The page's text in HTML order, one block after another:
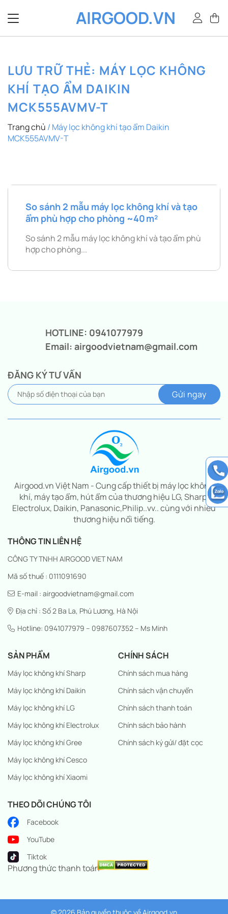
qua
dung
AIRGOOD.VN
LƯU TRỮ THẺ: MÁY LỌC KHÔNG
KHÍ TẠO ẨM DAIKIN
MCK555AVMV-T
Trang chủ / Máy lọc không khí tạo ẩm Daikin
MCK555AVMV-T
So sánh 2 mẫu máy lọc không khí và tạo
ẩm phù hợp cho phòng ~40 m²
So sánh 2 mẫu máy lọc không khí và tạo ẩm phù
hợp cho phòng...
HOTLINE: 0941077979
Email: airgoodvietnam@gmail.com
ĐĂNG KÝ TƯ VẤN
Airgood.vn Việt Nam - Cung cấp thiết bị máy lọc không
khí, máy tạo ẩm, hút ẩm của thương hiệu LG, Sharp,
Electrolux, Daikin, Panasonic,Philip..vv.. cùng với nhiều
thương hiệu nổi tiếng.
THÔNG TIN LIÊN HỆ
CÔNG TY TNHH AIRGOOD VIET NAM
Mã số thuế : 0111091690
E-mail : airgoodvietnam@gmail.com
Địa chỉ : Số 2 Ba La, Phú Lương, Hà Nội
Hotline: 0941077979 – 0987607352 – Ms Minh
SẢN PHẨM
Máy lọc không khí Sharp
Máy lọc không khí Daikin
Máy lọc không khí LG
Máy lọc không khí Electrolux
Máy lọc không khí Gree
Máy lọc không khí Cesco
Máy lọc không khí Xiaomi
CHÍNH SÁCH
Chính sách mua hàng
Chính sách vận chuyển
Chính sách thanh toán
Chính sách bảo hành
Chính sách ký gửi/ đặt cọc
THEO DÕI CHÚNG TÔI
Facebook
YouTube
Tiktok
Phương thức thanh toán